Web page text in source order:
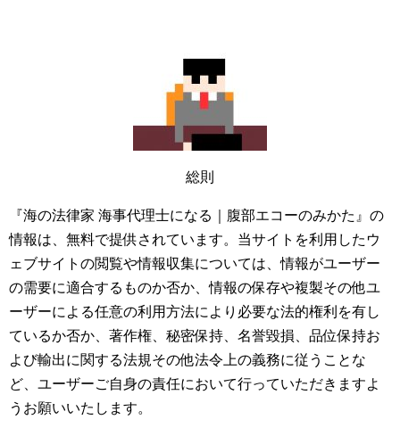
総則
『海の法律家 海事代理士になる｜腹部エコーのみかた』の
情報は、無料で提供されています。当サイトを利用したウ
ェブサイトの閲覧や情報収集については、情報がユーザー
の需要に適合するものか否か、情報の保存や複製その他ユ
ーザーによる任意の利用方法により必要な法的権利を有し
ているか否か、著作権、秘密保持、名誉毀損、品位保持お
よび輸出に関する法規その他法令上の義務に従うことな
ど、ユーザーご自身の責任において行っていただきますよ
うお願いいたします。